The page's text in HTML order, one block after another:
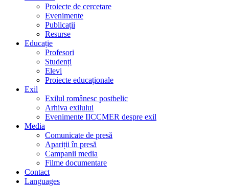
Proiecte de cercetare
Evenimente
Publicații
Resurse
Educație
Profesori
Studenți
Elevi
Proiecte educaționale
Exil
Exilul românesc postbelic
Arhiva exilului
Evenimente IICCMER despre exil
Media
Comunicate de presă
Apariții în presă
Campanii media
Filme documentare
Contact
Languages